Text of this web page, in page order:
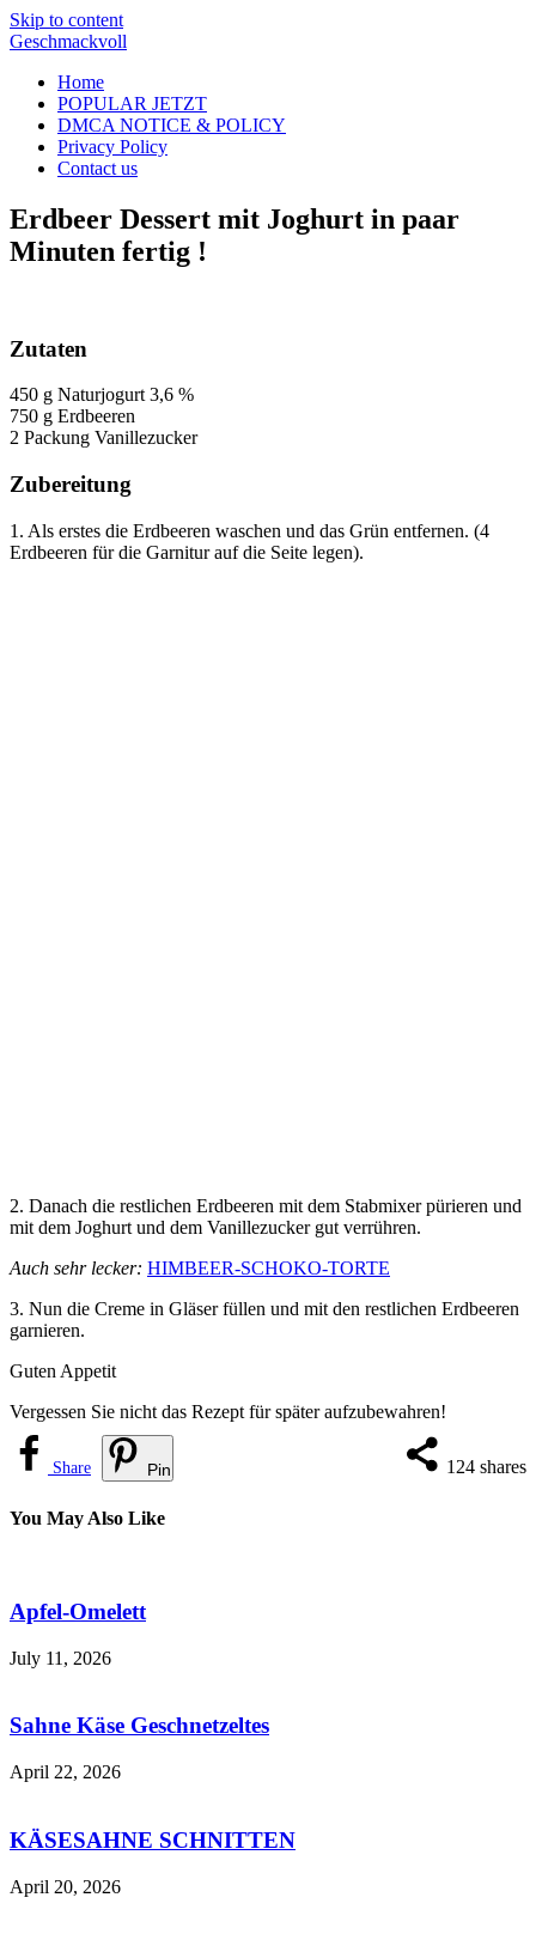
Skip to content
Geschmackvoll
Home
POPULAR JETZT
DMCA NOTICE & POLICY
Privacy Policy
Contact us
Erdbeer Dessert mit Joghurt in paar
Minuten fertig !
Zutaten
450 g Naturjogurt 3,6 %
750 g Erdbeeren
2 Packung Vanillezucker
Zubereitung
1. Als erstes die Erdbeeren waschen und das Grün entfernen. (4
Erdbeeren für die Garnitur auf die Seite legen).
2. Danach die restlichen Erdbeeren mit dem Stabmixer pürieren und
mit dem Joghurt und dem Vanillezucker gut verrühren.
Auch sehr lecker: HIMBEER-SCHOKO-TORTE
3. Nun die Creme in Gläser füllen und mit den restlichen Erdbeeren
garnieren.
Guten Appetit
Vergessen Sie nicht das Rezept für später aufzubewahren!
124 shares
Share Pin
You May Also Like
Apfel-Omelett
July 11, 2026
Sahne Käse Geschnetzeltes
April 22, 2026
KÄSESAHNE SCHNITTEN
April 20, 2026